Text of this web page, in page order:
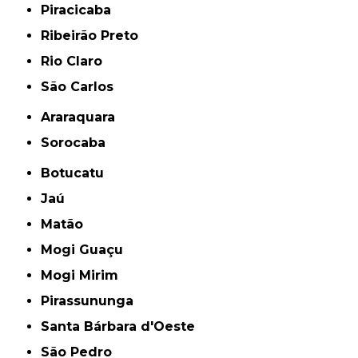
Piracicaba
Ribeirão Preto
Rio Claro
São Carlos
Araraquara
Sorocaba
Botucatu
Jaú
Matão
Mogi Guaçu
Mogi Mirim
Pirassununga
Santa Bárbara d'Oeste
São Pedro